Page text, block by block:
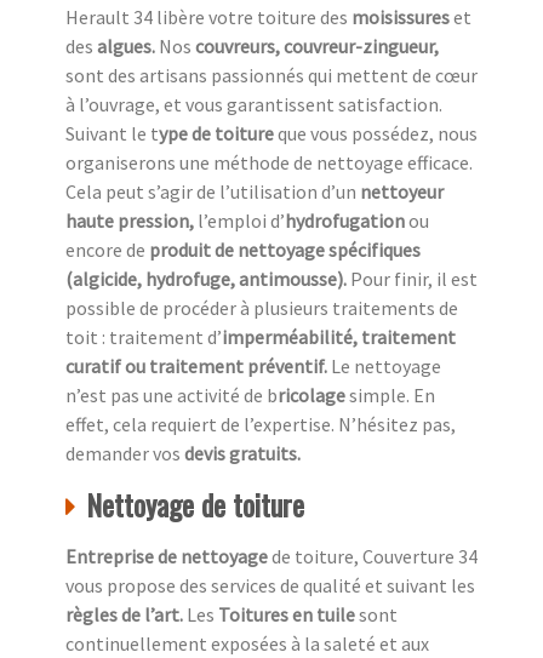
Herault 34 libère votre toiture des moisissureset
des algues. Nos couvreurs, couvreur-zingueur,
sont des artisans passionnés qui mettent de cœur
à l’ouvrage, et vous garantissent satisfaction.
Suivant le type de toitureque vous possédez, nous
organiserons une méthode de nettoyage efficace.
Cela peut s’agir de l’utilisation d’un nettoyeur
haute pression, l’emploi d’hydrofugationou
encore de produit de nettoyage spécifiques
(algicide, hydrofuge, antimousse). Pour finir, il est
possible de procéder à plusieurs traitements de
toit : traitement d’imperméabilité, traitement
curatif ou traitement préventif. Le nettoyage
n’est pas une activité de bricolagesimple. En
effet, cela requiert de l’expertise. N’hésitez pas,
demander vos devis gratuits.
Nettoyage de toiture
Entreprise de nettoyagede toiture, Couverture 34
vous propose des services de qualité et suivant les
règles de l’art. Les Toitures en tuilesont
continuellement exposées à la saleté et aux